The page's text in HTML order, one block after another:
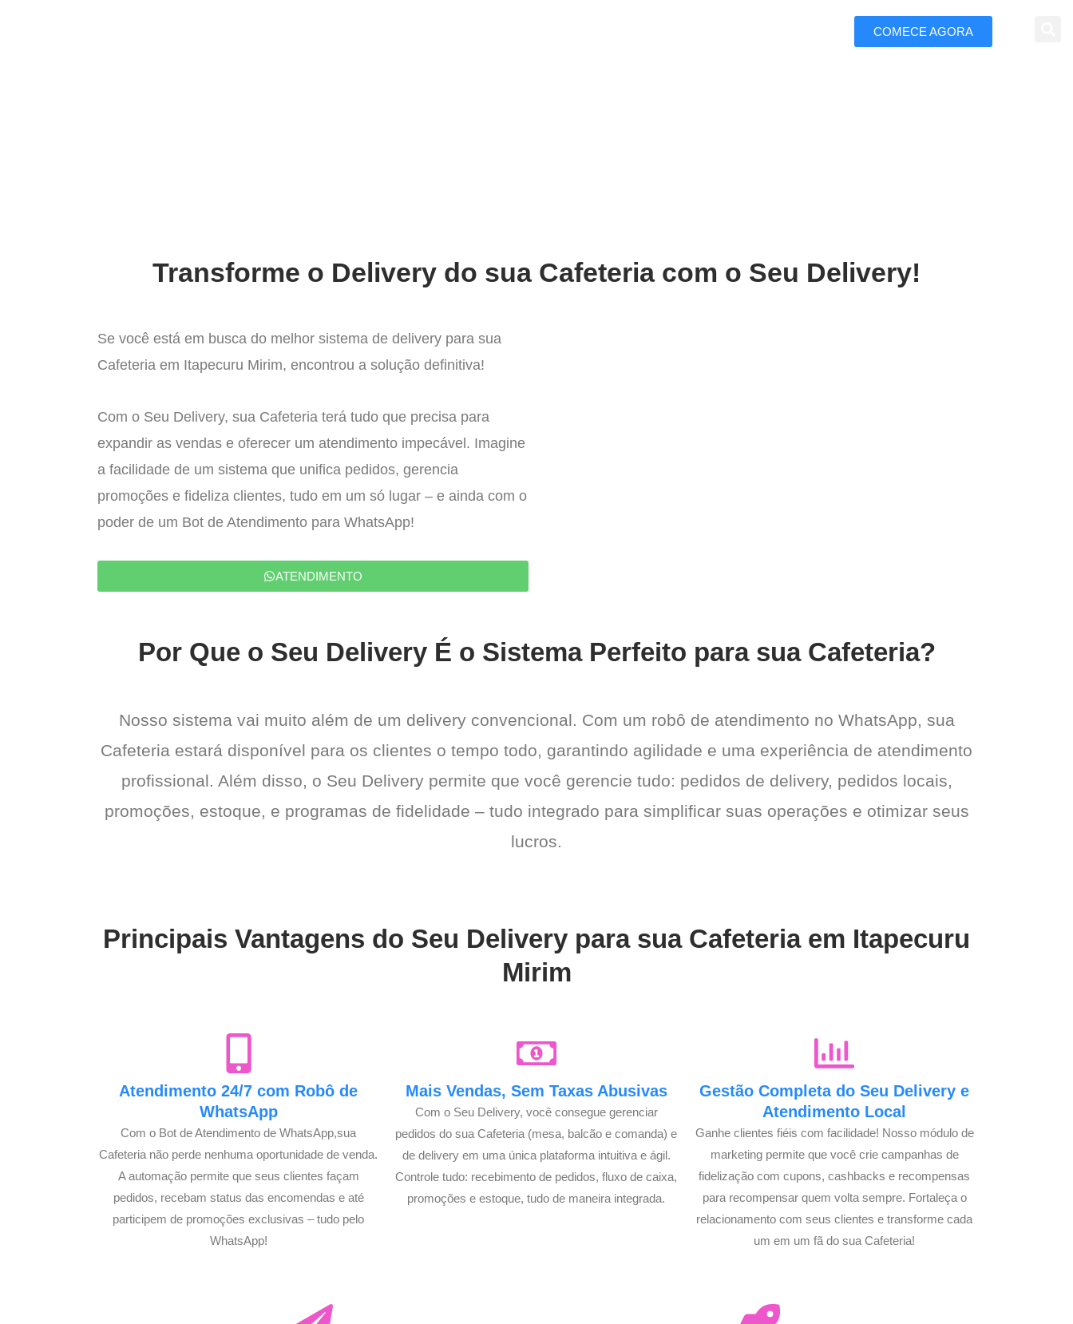
COMECE AGORA
Transforme o Delivery do sua Cafeteria com o Seu Delivery!
Se você está em busca do melhor sistema de delivery para sua
Cafeteria em Itapecuru Mirim, encontrou a solução definitiva!
Com o Seu Delivery, sua Cafeteria terá tudo que precisa para
expandir as vendas e oferecer um atendimento impecável. Imagine
a facilidade de um sistema que unifica pedidos, gerencia
promoções e fideliza clientes, tudo em um só lugar – e ainda com o
poder de um Bot de Atendimento para WhatsApp!
ATENDIMENTO
Por Que o Seu Delivery É o Sistema Perfeito para sua Cafeteria?
Nosso sistema vai muito além de um delivery convencional. Com um robô de atendimento no WhatsApp, sua
Cafeteria estará disponível para os clientes o tempo todo, garantindo agilidade e uma experiência de atendimento
profissional. Além disso, o Seu Delivery permite que você gerencie tudo: pedidos de delivery, pedidos locais,
promoções, estoque, e programas de fidelidade – tudo integrado para simplificar suas operações e otimizar seus
lucros.
Principais Vantagens do Seu Delivery para sua Cafeteria em Itapecuru
Mirim
Atendimento 24/7 com Robô de
WhatsApp
Com o Bot de Atendimento de WhatsApp,sua
Cafeteria não perde nenhuma oportunidade de venda.
A automação permite que seus clientes façam
pedidos, recebam status das encomendas e até
participem de promoções exclusivas – tudo pelo
WhatsApp!
Mais Vendas, Sem Taxas Abusivas
Com o Seu Delivery, você consegue gerenciar
pedidos do sua Cafeteria (mesa, balcão e comanda) e
de delivery em uma única plataforma intuitiva e ágil.
Controle tudo: recebimento de pedidos, fluxo de caixa,
promoções e estoque, tudo de maneira integrada.
Gestão Completa do Seu Delivery e
Atendimento Local
Ganhe clientes fiéis com facilidade! Nosso módulo de
marketing permite que você crie campanhas de
fidelização com cupons, cashbacks e recompensas
para recompensar quem volta sempre. Fortaleça o
relacionamento com seus clientes e transforme cada
um em um fã do sua Cafeteria!